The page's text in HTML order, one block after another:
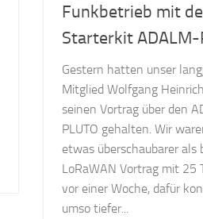
Funkbetrieb mit
Starterkit ADALM-
Gestern hatten unser
Mitglied Wolfgang
seinen Vortrag über den
PLUTO gehalten. Wir
etwas überschaubarer als
LoRaWAN Vortrag mit 25
vor einer Woche, dafür
umso tiefer...